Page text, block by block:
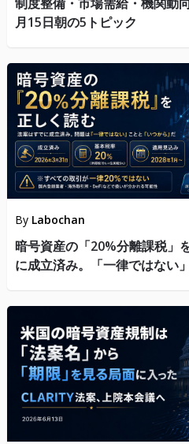
月15日朝の5トピック
By Labochan
暗号資産の「20%分離課税」
に成立済み。「一律ではない